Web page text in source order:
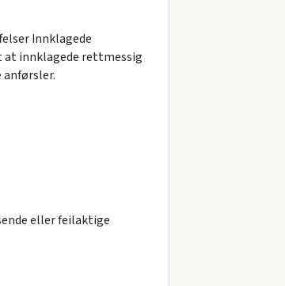
Innklagede
at innklagede rettmessig
anførsler.
eller feilaktige